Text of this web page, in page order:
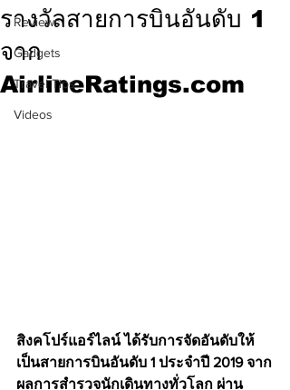
Reviews
Gadgets
Travel Tips
Videos
รางวัลสายการบินอันดับ 1
จาก
AirlineRatings.com
สิงคโปร์แอร์ไลน์ ได้รับการจัดอันดับให้
เป็นสายการบินอันดับ 1 ประจำปี 2019 จาก
ผลการสำรวจนักเดินทางทั่วโลก ผ่าน